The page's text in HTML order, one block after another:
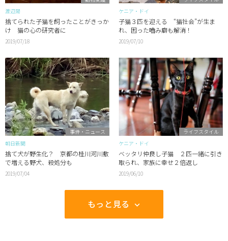
渡辺陽
捨てられた子猫を飼ったことがきっか
け 猫の心の研究者に
2019/07/18
ケニア・ドイ
子猫３匹を迎える “猫社会”が生ま
れ、困った嚙み癖も解消！
2019/07/10
事件・ニュース
朝日新聞
捨て犬が野生化？ 京都の桂川河川敷
で増える野犬、殺処分も
2019/07/04
ライフスタイル
ケニア・ドイ
ベッタリ仲良し子猫 ２匹一緒に引き
取られ、家族に幸せ２倍返し
2019/06/10
もっと見る